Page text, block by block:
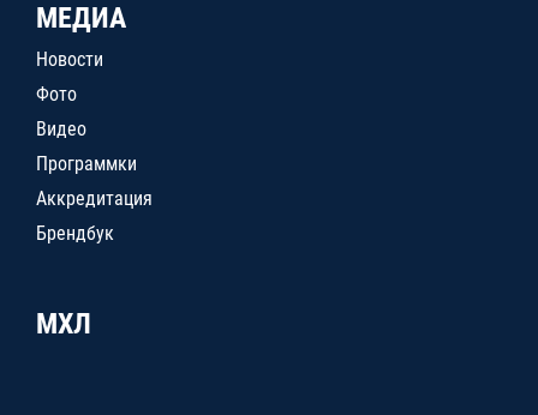
МЕДИА
Новости
Фото
Видео
Программки
Аккредитация
Брендбук
МХЛ